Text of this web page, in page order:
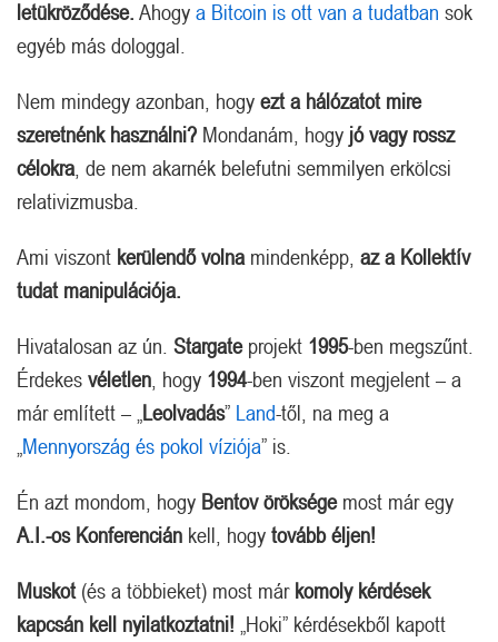
letükröződése. Ahogy a Bitcoin is ott van a tudatban sok
egyéb más dologgal.
Nem mindegy azonban, hogy ezt a hálózatot mire
szeretnénk használni? Mondanám, hogy jó vagy rossz
célokra , de nem akarnék belefutni semmilyen erkölcsi
relativizmusba.
Ami viszont kerülendő volna mindenképp, az a Kollektív
tudat manipulációja.
Hivatalosan az ún. Stargateprojekt 1995-ben megszűnt.
Érdekes véletlen , hogy 1994-ben viszont megjelent – a
már említett – „ Leolvadás” Land-től, na meg a
Mennyország és pokol víziója” is.
Én azt mondom, hogy Bentov örökségemost már egy
A.I.-os Konferencián kell, hogy tovább éljen!
Muskot (és a többieket) most már komoly kérdések
kapcsán kell nyilatkoztatni! „Hoki” kérdésekből kapott